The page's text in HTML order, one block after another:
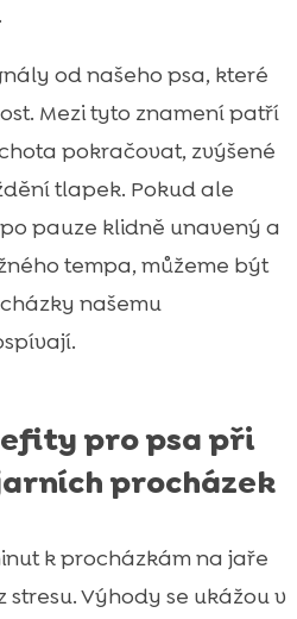
od našeho psa, které
Mezi tyto znamení patří
pokračovat, zvýšené
tlapek. Pokud ale
pauze klidně unavený a
tempa, můžeme být
našemu
pro psa při
procházek
k procházkám na jaře
stresu. Výhody se ukážou v